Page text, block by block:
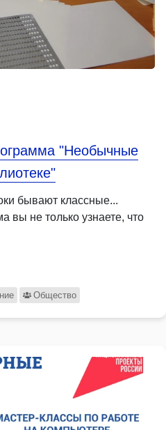
"Необычные
бывают классные...
вы не только узнаете, что
Общество